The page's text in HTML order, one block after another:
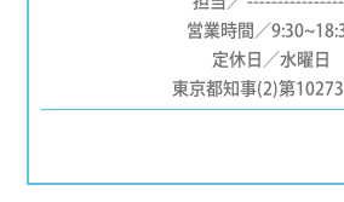
営業時間／
定休日／水曜日
東京都知事(2)第